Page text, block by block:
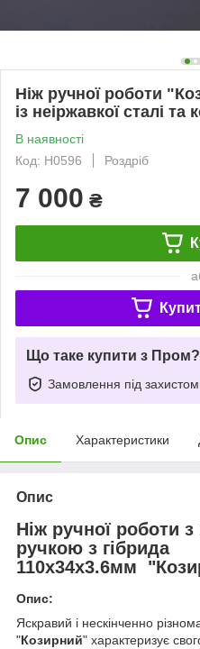
Ніж ручної роботи
із неіржавкої сталі
В наявності
Код: Н0596
Роздріб
7 000 ₴
Що таке купити з Пром?
Замовлення під захистом
Опис Характеристики
Опис
Ніж ручної роботи з
ручкою з гібрида
110х34х3.6мм
Опис:
Яскравий і нескінченно
"Козирний" характеризує